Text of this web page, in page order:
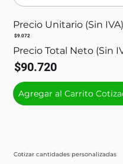
Cotizar cantidades personalizadas
Precio Unitario (Sin IVA)
$9.072
Precio Total Neto (Sin
$90.720
Agregar al Carrito